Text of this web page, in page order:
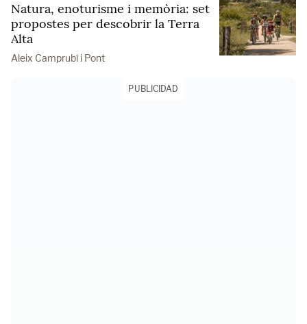
Natura, enoturisme i memòria: set
propostes per descobrir la Terra
Alta
Aleix Camprubí i Pont
PUBLICIDAD